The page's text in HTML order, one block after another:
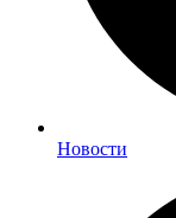
Новости